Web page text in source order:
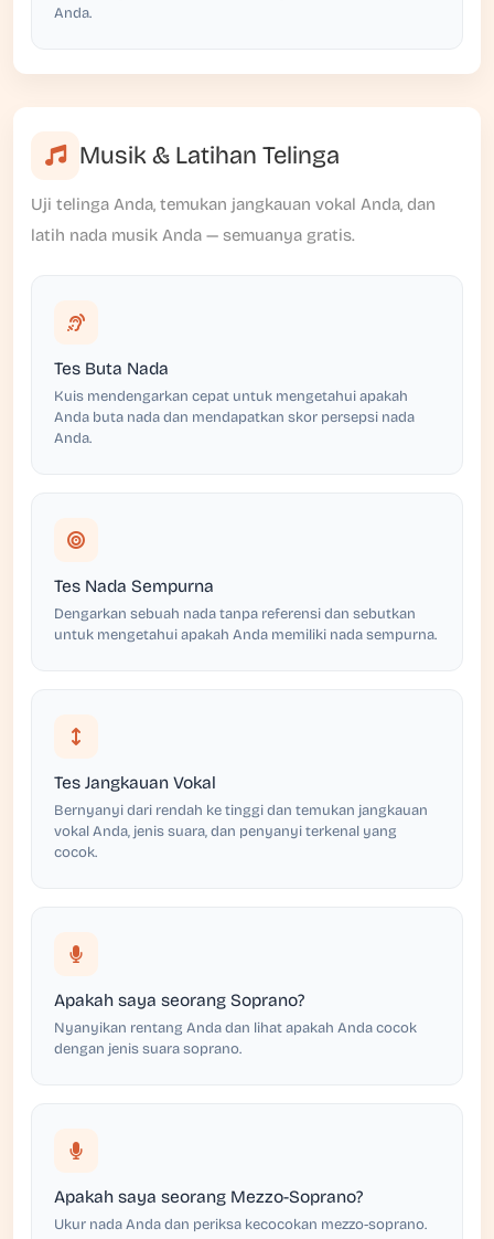
Anda.
Musik & Latihan Telinga
Uji telinga Anda, temukan jangkauan vokal Anda, dan
latih nada musik Anda — semuanya gratis.
Tes Buta Nada
Kuis mendengarkan cepat untuk mengetahui apakah
Anda buta nada dan mendapatkan skor persepsi nada
Anda.
Tes Nada Sempurna
Dengarkan sebuah nada tanpa referensi dan sebutkan
untuk mengetahui apakah Anda memiliki nada sempurna.
Tes Jangkauan Vokal
Bernyanyi dari rendah ke tinggi dan temukan jangkauan
vokal Anda, jenis suara, dan penyanyi terkenal yang
cocok.
Apakah saya seorang Soprano?
Nyanyikan rentang Anda dan lihat apakah Anda cocok
dengan jenis suara soprano.
Apakah saya seorang Mezzo-Soprano?
Ukur nada Anda dan periksa kecocokan mezzo-soprano.